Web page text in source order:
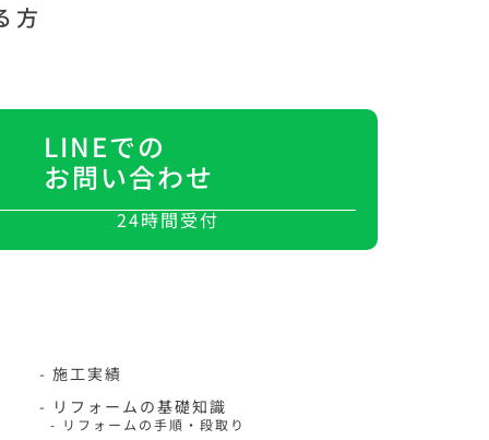
方
LINEでの
お問い合わせ
24時間受付
- 施工実績
- リフォームの基礎知識
- リフォームの手順・段取り